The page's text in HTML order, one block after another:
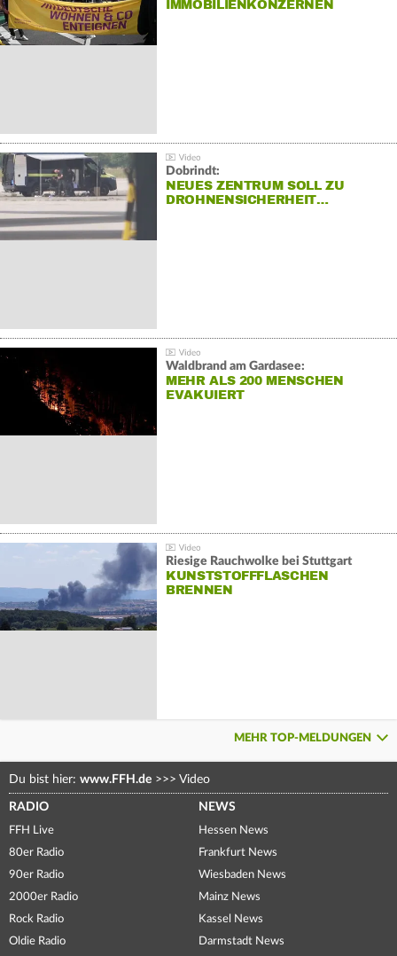
IMMOBILIENKONZERNEN
Dobrindt:
NEUES ZENTRUM SOLL ZU
DROHNENSICHERHEIT…
Waldbrand am Gardasee:
MEHR ALS 200 MENSCHEN
EVAKUIERT
Riesige Rauchwolke bei Stuttgart
KUNSTSTOFFFLASCHEN
BRENNEN
MEHR TOP-MELDUNGEN
Du bist hier: www.FFH.de >>> Video
RADIO
FFH Live
80er Radio
90er Radio
2000er Radio
Rock Radio
Oldie Radio
NEWS
Hessen News
Frankfurt News
Wiesbaden News
Mainz News
Kassel News
Darmstadt News